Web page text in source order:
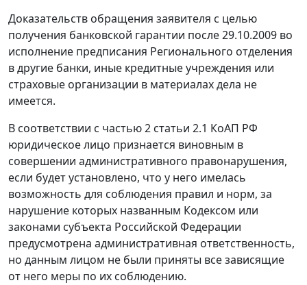
Доказательств обращения заявителя с целью
получения банковской гарантии после 29.10.2009 во
исполнение предписания Регионального отделения
в другие банки, иные кредитные учреждения или
страховые организации в материалах дела не
имеется.
В соответствии с частью 2 статьи 2.1 КоАП РФ
юридическое лицо признается виновным в
совершении административного правонарушения,
если будет установлено, что у него имелась
возможность для соблюдения правил и норм, за
нарушение которых названным Кодексом или
законами субъекта Российской Федерации
предусмотрена административная ответственность,
но данным лицом не были приняты все зависящие
от него меры по их соблюдению.